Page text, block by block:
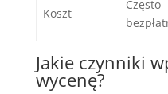
Koszt
Często
Jakie czynniki
wycenę?